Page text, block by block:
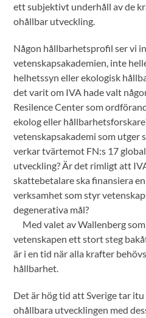
ett subjektivt underhåll av de
ohållbar utveckling.
Någon hållbarhetsprofil ser vi
vetenskapsakademien, inte
helhetssyn eller ekologisk
det varit om IVA hade valt
Resilence Center som
ekolog eller
vetenskapsakademi som utger
verkar tvärtemot FN:s 17
utveckling? Är det rimligt att
skattebetalare ska finansiera
verksamhet som styr
degenerativa mål?
Med valet av Wallenberg
vetenskapen ett stort steg
är i en tid när alla krafter
hållbarhet.
Det är hög tid att Sverige tar
ohållbara utvecklingen med